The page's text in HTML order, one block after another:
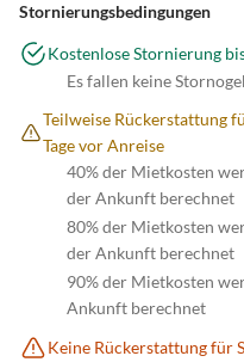
Stornierungsbedingungen
Kostenlose Stornierung
Es fallen keine
Teilweise Rückerstattung
Tage vor Anreise
40% der Mietkosten
der Ankunft berechnet
80% der Mietkosten
der Ankunft berechnet
90% der Mietkosten
Ankunft berechnet
Keine Rückerstattung für